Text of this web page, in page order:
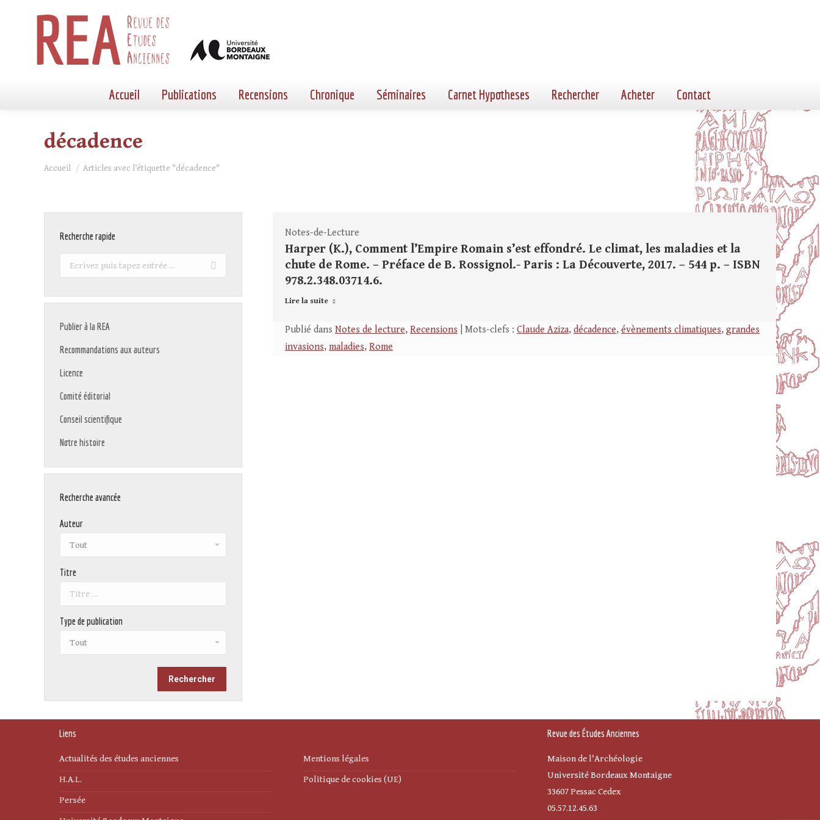
Accueil Publications Recensions Chronique Séminaires Carnet Hypotheses Rechercher Acheter Contact
décadence
Vous êtes ici :
Accueil Articles avec l’étiquette "décadence"
Notes-de-Lecture
Harper (K.), Comment l’Empire Romain s’est effondré. Le climat, les maladies et la
chute de Rome. – Préface de B. Rossignol.- Paris : La Découverte, 2017. – 544 p. – ISBN
978.2.348.03714.6.
Lire la suite
Publié dans Notes de lecture, Recensions | Mots-clefs : Claude Aziza, décadence, évènements climatiques, grandes
invasions, maladies, Rome
Recherche rapide
Recherche
Publier à la REA
Recommandations aux auteurs
Licence
Comité éditorial
Conseil scientifique
Notre histoire
Recherche avancée
Auteur
Titre
Type de publication
Liens
Actualités des études anciennes
H.A.L.
Persée
Mentions légales
Politique de cookies (UE)
Revue des Études Anciennes
Maison de l'Archéologie
Université Bordeaux Montaigne
33607 Pessac Cedex
05.57.12.45.63